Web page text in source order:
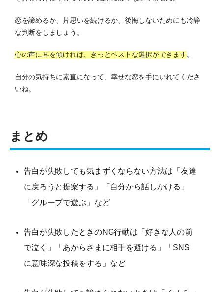
恋を諦めるか、片思いを続けるか、後悔しないためにも冷静
な判断をしましょう。
心の声に耳を傾ければ、きっとベストな選択ができます。
自分の気持ちに素直になって、幸せな恋を手にいれてくださ
いね。
まとめ
告白が失敗しても気まずくならない方法は「友達
に戻ろうと提案する」「自分から話しかける」
「グループで遊ぶ」など
告白が失敗したときのNG行動は「好きな人の前
で泣く」「あからさまに相手を避ける」「SNS
に意味深な投稿をする」など